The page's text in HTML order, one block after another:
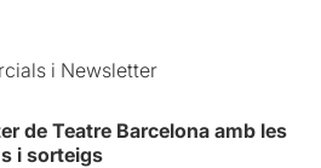
i Newsletter
de Teatre Barcelona amb les
i sorteigs